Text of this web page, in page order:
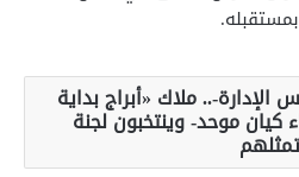
.. ملاك «أبراج بداية
كيان موحد- وينتخبون لجنة
تمثلهم